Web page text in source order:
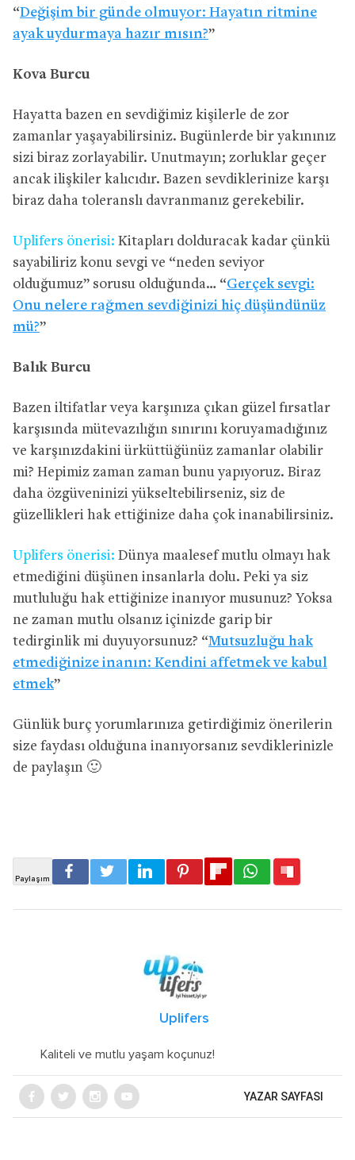
“Değişim bir günde olmuyor: Hayatın ritmine
ayak uydurmaya hazır mısın?”
Kova Burcu
Hayatta bazen en sevdiğimiz kişilerle de zor
zamanlar yaşayabilirsiniz. Bugünlerde bir yakınınız
sizi biraz zorlayabilir. Unutmayın; zorluklar geçer
ancak ilişkiler kalıcıdır. Bazen sevdiklerinize karşı
biraz daha toleranslı davranmanız gerekebilir.
Uplifers önerisi: Kitapları dolduracak kadar çünkü
sayabiliriz konu sevgi ve “neden seviyor
olduğumuz” sorusu olduğunda… “Gerçek sevgi:
Onu nelere rağmen sevdiğinizi hiç düşündünüz
mü?”
Balık Burcu
Bazen iltifatlar veya karşınıza çıkan güzel fırsatlar
karşısında mütevazılığın sınırını koruyamadığınız
ve karşınızdakini ürküttüğünüz zamanlar olabilir
mi? Hepimiz zaman zaman bunu yapıyoruz. Biraz
daha özgüveninizi yükseltebilirseniz, siz de
güzellikleri hak ettiğinize daha çok inanabilirsiniz.
Uplifers önerisi: Dünya maalesef mutlu olmayı hak
etmediğini düşünen insanlarla dolu. Peki ya siz
mutluluğu hak ettiğinize inanıyor musunuz? Yoksa
ne zaman mutlu olsanız içinizde garip bir
tedirginlik mi duyuyorsunuz? “Mutsuzluğu hak
etmediğinize inanın: Kendini affetmek ve kabul
etmek”
Günlük burç yorumlarınıza getirdiğimiz önerilerin
size faydası olduğuna inanıyorsanız sevdiklerinizle
de paylaşın 🙂
Uplifers
Kaliteli ve mutlu yaşam koçunuz!
YAZAR SAYFASI